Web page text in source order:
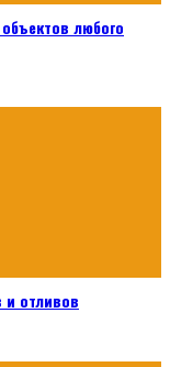
любого
и отливов